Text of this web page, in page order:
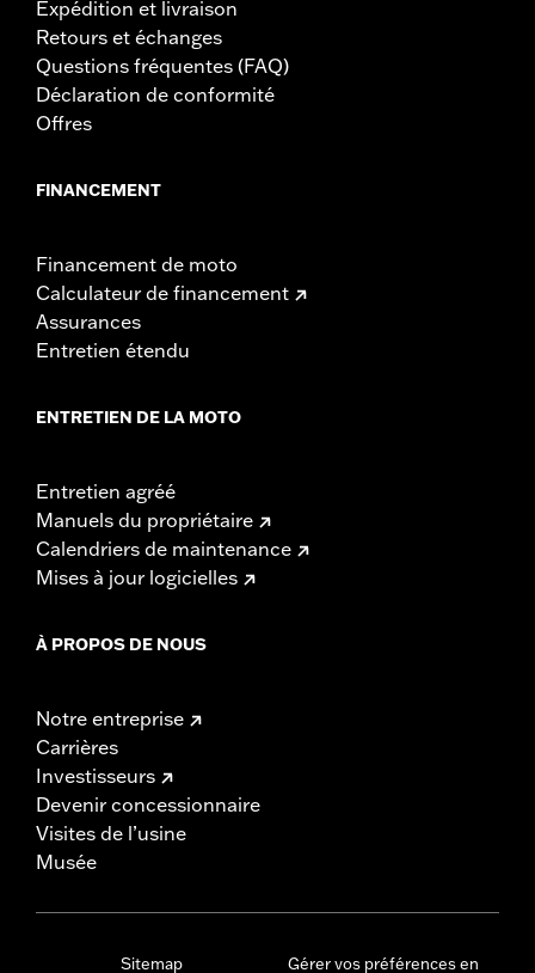
Expédition et livraison
Retours et échanges
Questions fréquentes (FAQ)
Déclaration de conformité
Offres
FINANCEMENT
Financement de moto
Calculateur de financement
Assurances
Entretien étendu
ENTRETIEN DE LA MOTO
Entretien agréé
Manuels du propriétaire
Calendriers de maintenance
Mises à jour logicielles
À PROPOS DE NOUS
Notre entreprise
Carrières
Investisseurs
Devenir concessionnaire
Visites de l’usine
Musée
Sitemap Gérer vos préférences en